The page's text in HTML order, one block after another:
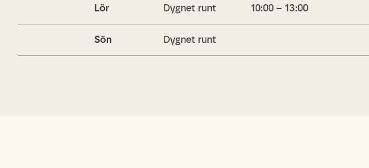
Lör Dygnet runt 10:00 – 13:00
Sön Dygnet runt